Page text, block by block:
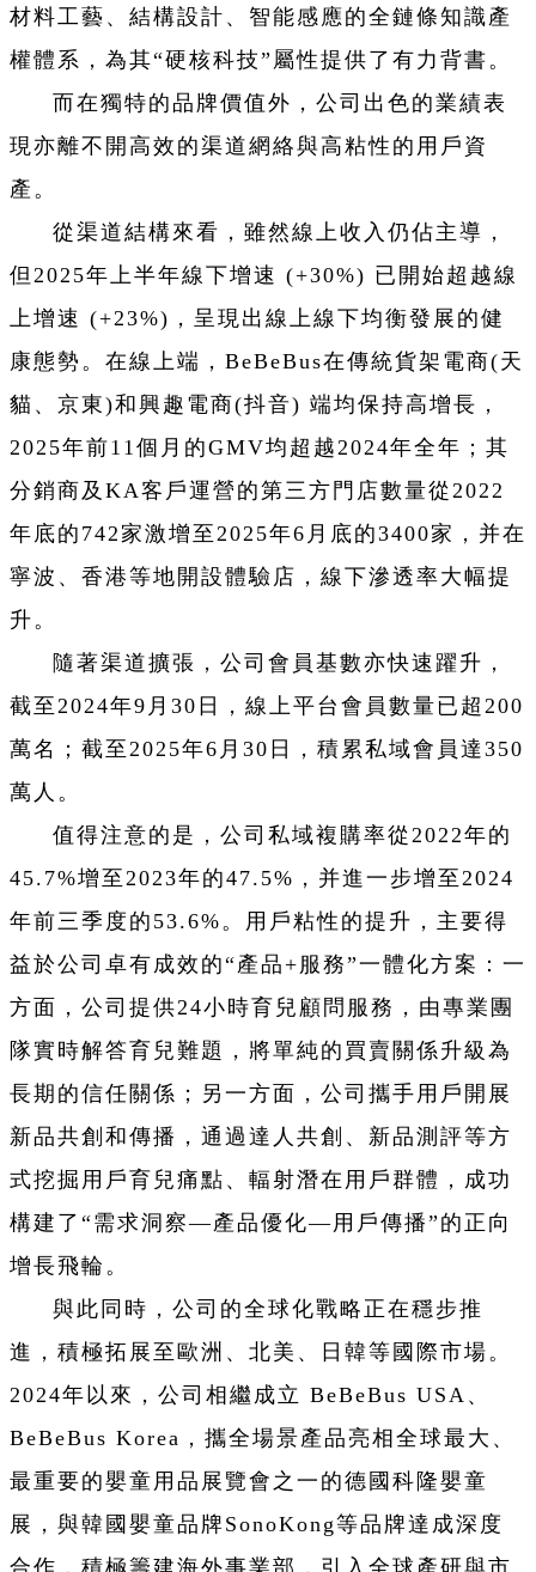
材料工藝、結構設計、智能感應的全鏈條知識產
權體系，為其“硬核科技”屬性提供了有力背書。
而在獨特的品牌價值外，公司出色的業績表
現亦離不開高效的渠道網絡與高粘性的用戶資
產。
從渠道結構來看，雖然線上收入仍佔主導，
但2025年上半年線下增速 (+30%) 已開始超越線
上增速 (+23%)，呈現出線上線下均衡發展的健
康態勢。在線上端，BeBeBus在傳統貨架電商(天
貓、京東)和興趣電商(抖音) 端均保持高增長，
2025年前11個月的GMV均超越2024年全年；其
分銷商及KA客戶運營的第三方門店數量從2022
年底的742家激增至2025年6月底的3400家，并在
寧波、香港等地開設體驗店，線下滲透率大幅提
升。
隨著渠道擴張，公司會員基數亦快速躍升，
截至2024年9月30日，線上平台會員數量已超200
萬名；截至2025年6月30日，積累私域會員達350
萬人。
值得注意的是，公司私域複購率從2022年的
45.7%增至2023年的47.5%，并進一步增至2024
年前三季度的53.6%。用戶粘性的提升，主要得
益於公司卓有成效的“產品+服務”一體化方案：一
方面，公司提供24小時育兒顧問服務，由專業團
隊實時解答育兒難題，將單純的買賣關係升級為
長期的信任關係；另一方面，公司攜手用戶開展
新品共創和傳播，通過達人共創、新品測評等方
式挖掘用戶育兒痛點、輻射潛在用戶群體，成功
構建了“需求洞察—產品優化—用戶傳播”的正向
增長飛輪。
與此同時，公司的全球化戰略正在穩步推
進，積極拓展至歐洲、北美、日韓等國際市場。
2024年以來，公司相繼成立 BeBeBus USA、
BeBeBus Korea，攜全場景產品亮相全球最大、
最重要的嬰童用品展覽會之一的德國科隆嬰童
展，與韓國嬰童品牌SonoKong等品牌達成深度